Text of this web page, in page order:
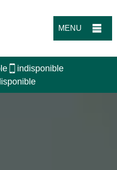
MENU
indisponible